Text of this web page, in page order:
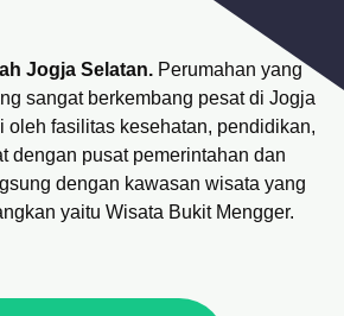
Jogja Selatan.Perumahan yang
sangat berkembang pesat di Jogja
oleh fasilitas kesehatan, pendidikan,
dengan pusat pemerintahan dan
dengan kawasan wisata yang
yaitu Wisata Bukit Mengger.